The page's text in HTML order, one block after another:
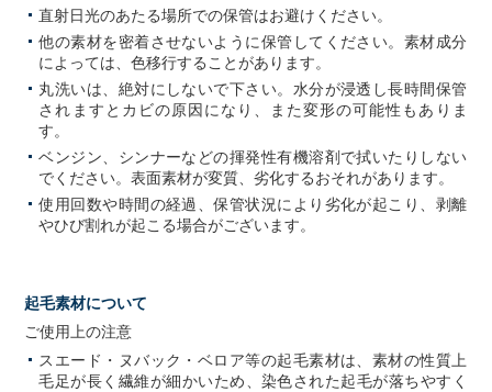
直射日光のあたる場所での保管はお避けください。
他の素材を密着させないように保管してください。素材成分
によっては、色移行することがあります。
丸洗いは、絶対にしないで下さい。水分が浸透し長時間保管
されますとカビの原因になり、また変形の可能性もありま
す。
ベンジン、シンナーなどの揮発性有機溶剤で拭いたりしない
でください。表面素材が変質、劣化するおそれがあります。
使用回数や時間の経過、保管状況により劣化が起こり、剥離
やひび割れが起こる場合がございます。
起毛素材について
ご使用上の注意
スエード・ヌバック・ベロア等の起毛素材は、素材の性質上
毛足が長く繊維が細かいため、染色された起毛が落ちやすく